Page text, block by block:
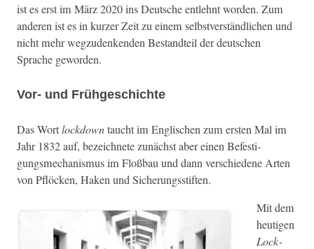
ist es erst im März 2020 ins Deutsche entlehnt wor­den. Zum
anderen ist es in kurz­er Zeit zu einem selb­stver­ständlichen und
nicht mehr wegzu­denk­enden Bestandteil der deutschen
Sprache geworden.
Vor- und Frühgeschichte
Das Wortlock­downtaucht im Englis­chen zum ersten Mal im
Jahr 1832 auf, beze­ich­nete zunächst aber einen Befes­ti­
gungsmech­a­nis­mus im Floßbau und dann ver­schiedene Arten
von Pflöck­en, Hak­en und Sicherungsstiften.
Mit dem
heuti­gen
Lock­